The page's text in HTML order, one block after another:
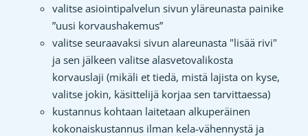
valitse asiointipalvelun sivun yläreunasta painike
”uusi korvaushakemus”
valitse seuraavaksi sivun alareunasta "lisää rivi"
ja sen jälkeen valitse alasvetovalikosta
korvauslaji (mikäli et tiedä, mistä lajista on kyse,
valitse jokin, käsittelijä korjaa sen tarvittaessa)
kustannus kohtaan laitetaan alkuperäinen
kokonaiskustannus ilman kela-vähennystä ja